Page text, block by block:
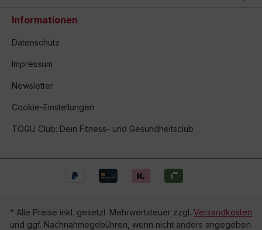
Informationen
Datenschutz
Impressum
Newsletter
Cookie-Einstellungen
TOGU Club: Dein Fitness- und Gesundheitsclub
* Alle Preise inkl. gesetzl. Mehrwertsteuer zzgl. Versandkosten
und ggf. Nachnahmegebühren, wenn nicht anders angegeben.